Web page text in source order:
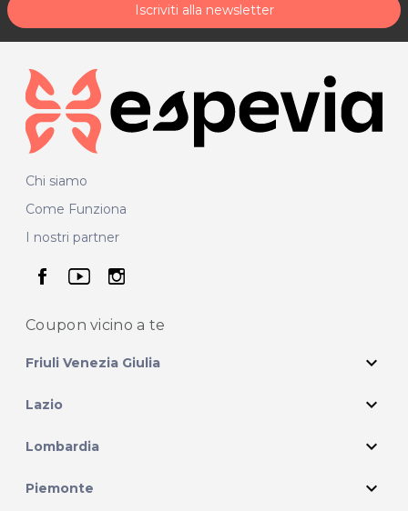
Iscriviti alla newsletter
Chi siamo
Come Funziona
I nostri partner
seguici su facebook
seguici su youtube
seguici su instagram
Coupon vicino a te
Friuli Venezia Giulia expand_more
Lazio expand_more
Lombardia expand_more
Piemonte expand_more